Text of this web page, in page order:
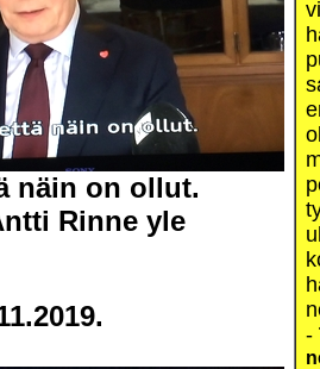
näin on ollut.
Rinne yle
-